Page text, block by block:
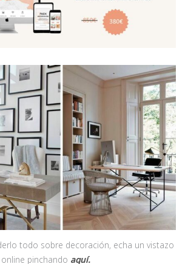
todo sobre decoración, echa un vistazo
pinchando aquí.